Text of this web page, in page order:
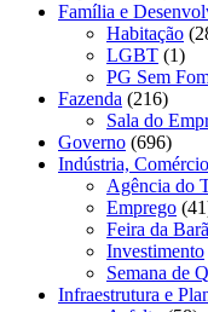
Família e
Habitação
LGBT (1)
PG Sem
Fazenda (216)
Sala do
Governo (696)
Indústria,
Agência do
Emprego
Feira da
Investimento
Semana de
Infraestrutura e